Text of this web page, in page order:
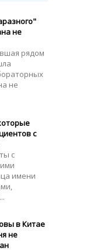
не
рядом
не
с
с
имени
в Китае
не